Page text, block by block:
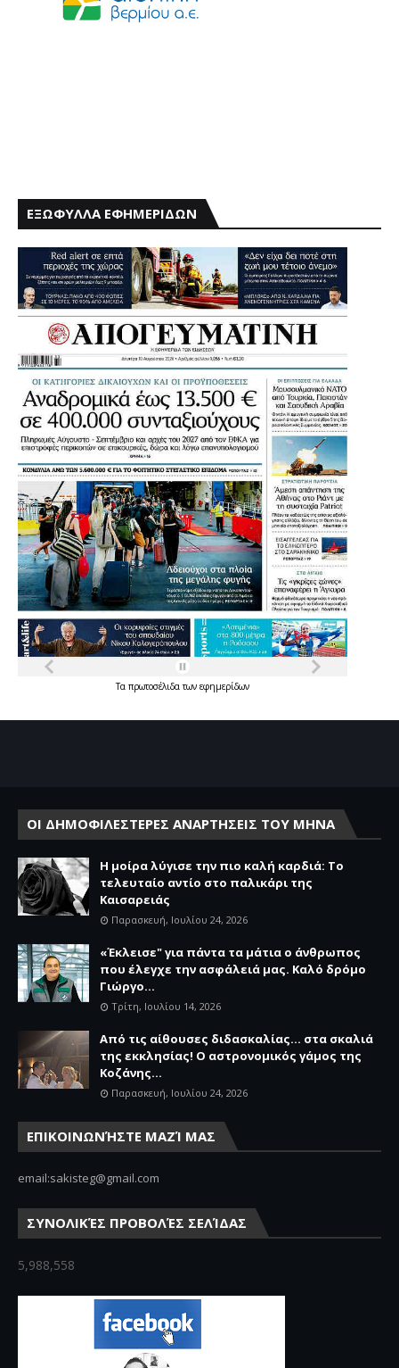
ΕΞΩΦΥΛΛΑ ΕΦΗΜΕΡΙΔΩΝ
Τα πρωτοσέλιδατων εφημερίδων
ΟΙ ΔΗΜΟΦΙΛΕΣΤΕΡΕΣ ΑΝΑΡΤΗΣΕΙΣ ΤΟΥ ΜΗΝΑ
Η μοίρα λύγισε την πιο καλή καρδιά: Το
τελευταίο αντίο στο παλικάρι της
Καισαρειάς
Παρασκευή, Ιουλίου 24, 2026
«Έκλεισε" για πάντα τα μάτια ο άνθρωπος
που έλεγχε την ασφάλειά μας. Καλό δρόμο
Γιώργο...
Τρίτη, Ιουλίου 14, 2026
Από τις αίθουσες διδασκαλίας… στα σκαλιά
της εκκλησίας! Ο αστρονομικός γάμος της
Κοζάνης...
Παρασκευή, Ιουλίου 24, 2026
ΕΠΙΚΟΙΝΩΝΉΣΤΕ ΜΑΖΊ ΜΑΣ
email:sakisteg@gmail.com
ΣΥΝΟΛΙΚΈΣ ΠΡΟΒΟΛΈΣ ΣΕΛΊΔΑΣ
5,988,558